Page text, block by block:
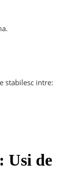
stabilesc intre:
Usi de